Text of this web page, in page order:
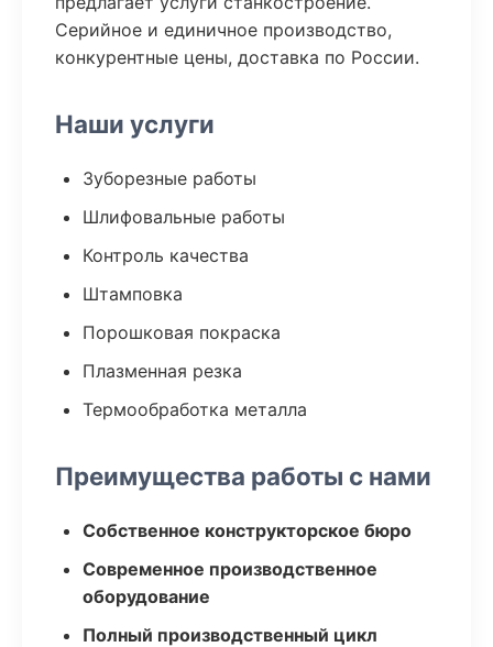
Серийное и единичное производство,
конкурентные цены, доставка по России.
Наши услуги
Зуборезные работы
Шлифовальные работы
Контроль качества
Штамповка
Порошковая покраска
Плазменная резка
Термообработка металла
Преимущества работы с нами
Собственное конструкторское бюро
Современное производственное
оборудование
Полный производственный цикл